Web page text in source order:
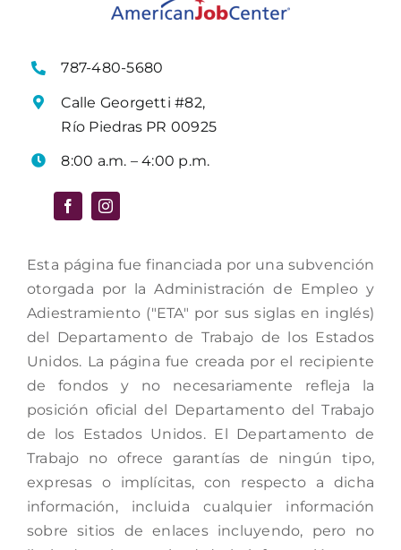
787-480-5680
Calle Georgetti #82,
Río Piedras PR 00925
8:00 a.m. – 4:00 p.m.
Esta página fue financiada por una subvención
otorgada por la Administración de Empleo y
Adiestramiento ("ETA" por sus siglas en inglés)
del Departamento de Trabajo de los Estados
Unidos. La página fue creada por el recipiente
de fondos y no necesariamente refleja la
posición oficial del Departamento del Trabajo
de los Estados Unidos. El Departamento de
Trabajo no ofrece garantías de ningún tipo,
expresas o implícitas, con respecto a dicha
información, incluida cualquier información
sobre sitios de enlaces incluyendo, pero no